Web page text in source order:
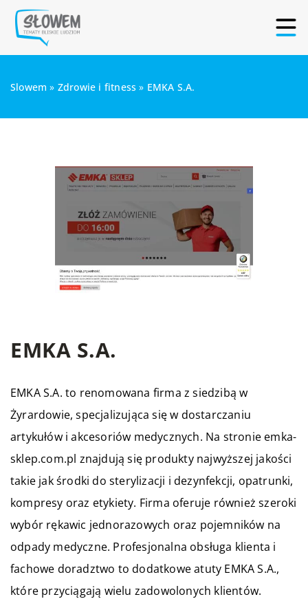
Slowem » Zdrowie i fitness » EMKA S.A.
EMKA S.A.
EMKA S.A. to renomowana firma z siedzibą w
Żyrardowie, specjalizująca się w dostarczaniu
artykułów i akcesoriów medycznych. Na stronie emka-
sklep.com.pl znajdują się produkty najwyższej jakości
takie jak środki do sterylizacji i dezynfekcji, opatrunki,
kompresy oraz etykiety. Firma oferuje również szeroki
wybór rękawic jednorazowych oraz pojemników na
odpady medyczne. Profesjonalna obsługa klienta i
fachowe doradztwo to dodatkowe atuty EMKA S.A.,
które przyciągają wielu zadowolonych klientów.